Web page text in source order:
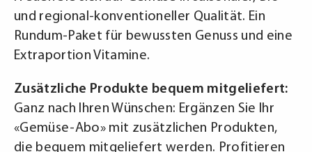
und regional-konventioneller Qualität. Ein
Rundum-Paket für bewussten Genuss und eine
Extraportion Vitamine.
Zusätzliche Produkte bequem mitgeliefert:
Ganz nach Ihren Wünschen: Ergänzen Sie Ihr
«Gemüse-Abo» mit zusätzlichen Produkten,
die bequem mitgeliefert werden. Profitieren